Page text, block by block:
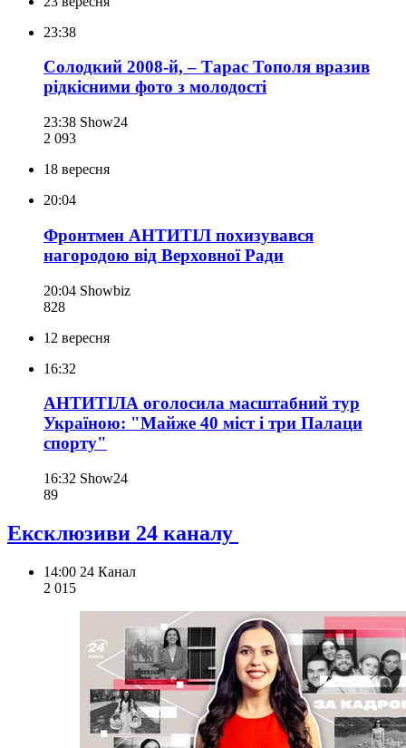
23:38
Солодкий 2008-й, – Тарас Тополя вразив
рідкісними фото з молодості
23:38 Show24
2 093
18 вересня
20:04
Фронтмен АНТИТІЛ похизувався
нагородою від Верховної Ради
20:04 Showbiz
828
12 вересня
16:32
АНТИТІЛА оголосила масштабний тур
Україною: "Майже 40 міст і три Палаци
спорту"
16:32 Show24
89
Ексклюзиви 24 каналу
14:00 24 Канал
2 015